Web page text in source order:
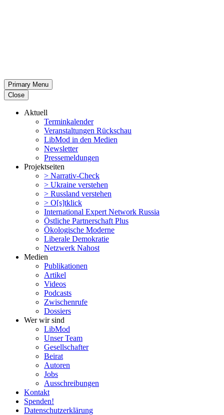
Primary Menu
Close
Aktuell
Termin­ka­lender
Veran­stal­tungen Rückschau
LibMod in den Medien
Newsletter
Presse­mel­dungen
Projekt­seiten
> Narrativ-Check
> Ukraine verstehen
> Russland verstehen
> O[s]tklick
Inter­na­tional Expert Network Russia
Östliche Partner­schaft Plus
Ökolo­gische Moderne
Liberale Demokratie
Netzwerk Nahost
Medien
Publi­ka­tionen
Artikel
Videos
Podcasts
Zwischenrufe
Dossiers
Wer wir sind
LibMod
Unser Team
Gesell­schafter
Beirat
Autoren
Jobs
Ausschrei­bungen
Kontakt
Spenden!
Daten­schutz­er­klärung